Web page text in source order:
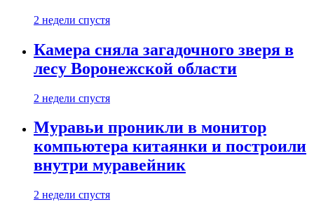
2 недели спустя
Камера сняла загадочного зверя в
лесу Воронежской области
2 недели спустя
Муравьи проникли в монитор
компьютера китаянки и построили
внутри муравейник
2 недели спустя